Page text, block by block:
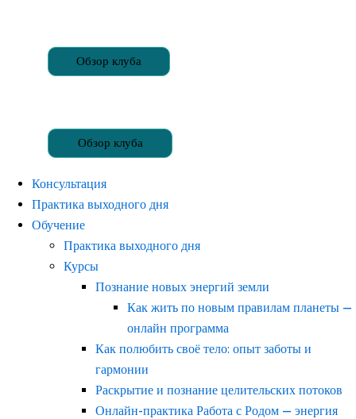
Обзор клуба
Обзор клуба
Консультация
Практика выходного дня
Обучение
Практика выходного дня
Курсы
Познание новых энергий земли
Как жить по новым правилам планеты —
онлайн программа
Как полюбить своё тело: опыт заботы и
гармонии
Раскрытие и познание целительских потоков
Онлайн-практика Работа с Родом — энергия